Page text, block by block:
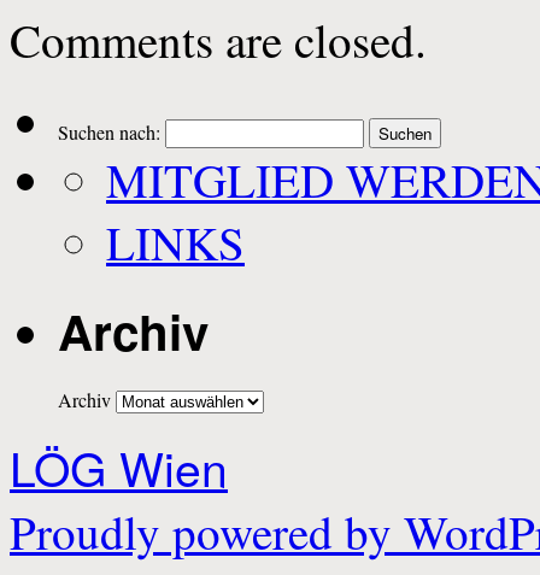
Comments are closed.
Suchen nach:
MITGLIED
LINKS
Archiv
Archiv
LÖG Wien
Proudly powered by